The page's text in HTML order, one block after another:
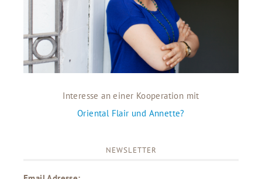
Interesse an einer Kooperation mit
Oriental Flair und Annette?
NEWSLETTER